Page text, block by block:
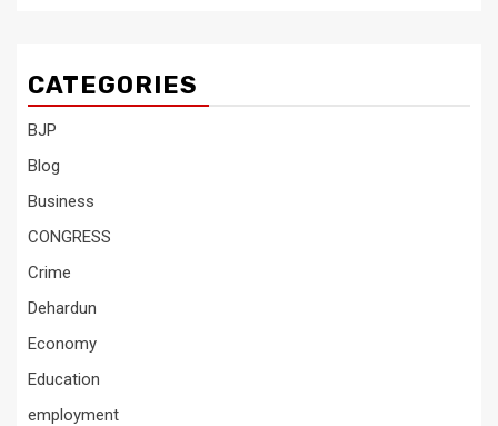
CATEGORIES
BJP
Blog
Business
CONGRESS
Crime
Dehardun
Economy
Education
employment